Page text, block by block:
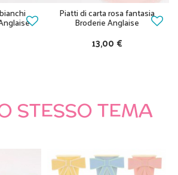
Piatti di carta rosa fantasia
Broderie Anglaise
13,00 €
STESSO TEMA